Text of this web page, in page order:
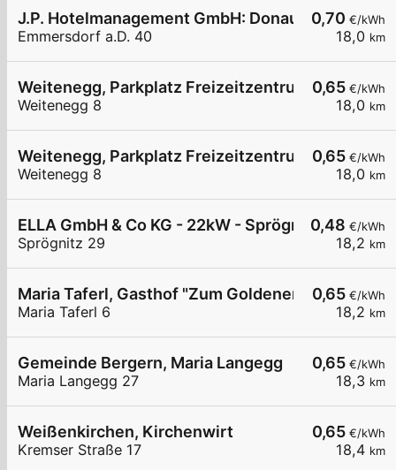
0,70 €/kWh
18,0 km
J.P. Hotelmanagement GmbH: Donauhof
Emmersdorf a.D. 40
0,65 €/kWh
18,0 km
Weitenegg, Parkplatz Freizeitzentrum
Weitenegg 8
0,65 €/kWh
18,0 km
Weitenegg, Parkplatz Freizeitzentrum
Weitenegg 8
0,48 €/kWh
18,2 km
ELLA GmbH & Co KG - 22kW - Sprögnitz -
Sprögnitz 29
0,65 €/kWh
18,2 km
Maria Taferl, Gasthof "Zum Goldenen Löwen"
Maria Taferl 6
0,65 €/kWh
18,3 km
Gemeinde Bergern, Maria Langegg
Maria Langegg 27
0,65 €/kWh
18,4 km
Weißenkirchen, Kirchenwirt
Kremser Straße 17